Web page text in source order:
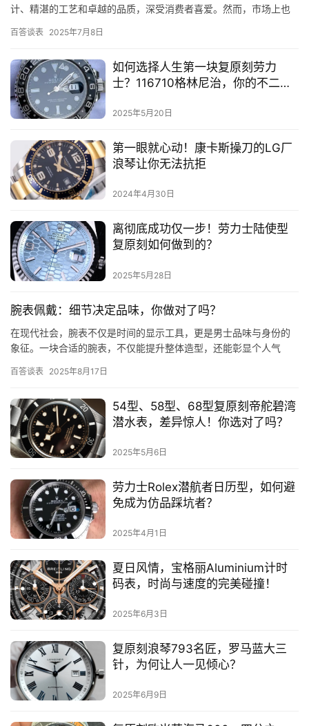
计、精湛的工艺和卓越的品质，深受消费者喜爱。然而，市场上也
伪…
百答谈表 2025年7月8日
如何选择人生第一块复原刻劳力
士？116710格林尼治，你的不二之
2025年5月20日
第一眼就心动！康卡斯操刀的LG厂
浪琴让你无法抗拒
2024年4月30日
离彻底成功仅一步！劳力士陆使型
复原刻如何做到的？
2025年5月28日
腕表佩戴：细节决定品味，你做对了吗？
在现代社会，腕表不仅是时间的显示工具，更是男士品味与身份的
象征。一块合适的腕表，不仅能提升整体造型，还能彰显个人气
呢？以下…
百答谈表 2025年8月17日
54型、58型、68型复原刻帝舵碧湾
潜水表，差异惊人！你选对了吗？
2025年5月6日
劳力士Rolex潜航者日历型，如何避
免成为仿品踩坑者？
2025年4月1日
夏日风情，宝格丽Aluminium计时
码表，时尚与速度的完美碰撞！
2025年6月3日
复原刻浪琴793名匠，罗马蓝大三
针，为何让人一见倾心？
2025年6月9日